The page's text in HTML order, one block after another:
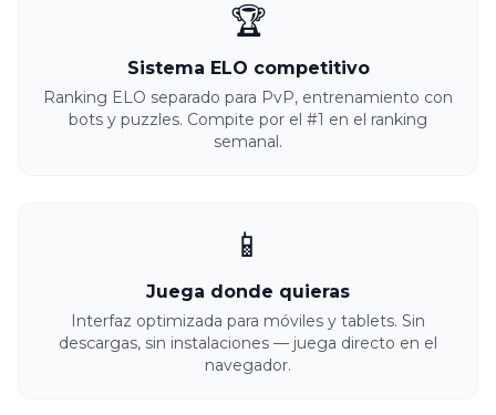
🏆
Sistema ELO competitivo
Ranking ELO separado para PvP, entrenamiento con
bots y puzzles. Compite por el #1 en el ranking
semanal.
📱
Juega donde quieras
Interfaz optimizada para móviles y tablets. Sin
descargas, sin instalaciones — juega directo en el
navegador.